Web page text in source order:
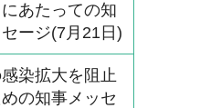
あたっての知
ージ(7月21日)
染拡大を阻止
の知事メッセ